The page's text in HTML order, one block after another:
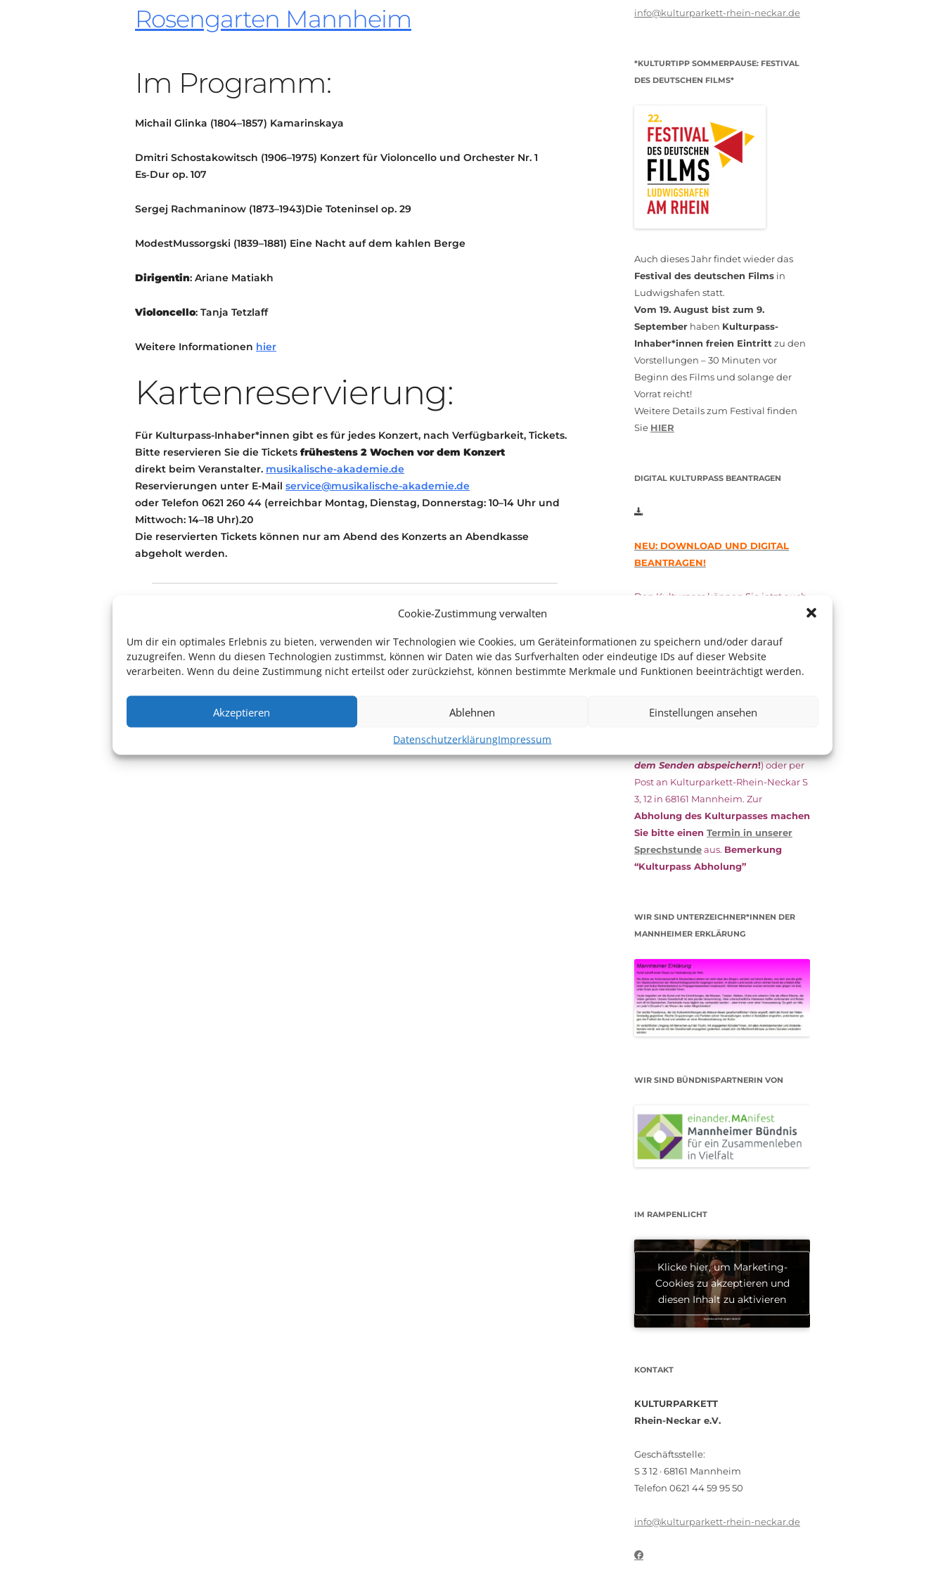
Cookie-Zustimmung verwalten
Um dir ein optimales Erlebnis zu bieten, verwenden wir Technologien wie Cookies, um Geräteinformationen zu speichern und/oder darauf
zuzugreifen. Wenn du diesen Technologien zustimmst, können wir Daten wie das Surfverhalten oder eindeutige IDs auf dieser Website
verarbeiten. Wenn du deine Zustimmung nicht erteilst oder zurückziehst, können bestimmte Merkmale und Funktionen beeinträchtigt werden.
Akzeptieren Ablehnen Einstellungen ansehen
DatenschutzerklärungImpressum
KONTAKT
IMPRESSUM
Rosengarten Mannheim
Im Programm:
Michail Glinka (1804–1857) Kamarinskaya
Dmitri Schostakowitsch (1906–1975) Konzert für Violoncello und Orchester Nr. 1
Es‑Dur op. 107
Sergej Rachmaninow (1873–1943)Die Toteninsel op. 29
ModestMussorgski (1839–1881) Eine Nacht auf dem kahlen Berge
Dirigentin: Ariane Matiakh
Violoncello: Tanja Tetzlaff
Weitere Informationen hier
Kartenreservierung:
Für Kulturpass-Inhaber*innen gibt es für jedes Konzert, nach Verfügbarkeit, Tickets.
Bitte reservieren Sie die Tickets frühestens 2 Wochen vor dem Konzert
direkt beim Veranstalter. musikalische-akademie.de
Reservierungen unter E-Mail service@musikalische-akademie.de
oder Telefon 0621 260 44 (erreichbar Montag, Dienstag, Donnerstag: 10–14 Uhr und
Mittwoch: 14–18 Uhr).20
Die reservierten Tickets können nur am Abend des Konzerts an Abendkasse
abgeholt werden.
info@kulturparkett-rhein-neckar.de
*KULTURTIPP SOMMERPAUSE: FESTIVAL
DES DEUTSCHEN FILMS*
Auch dieses Jahr findet wieder das
Festival des deutschen Films in
Ludwigshafen statt.
Vom 19. August bist zum 9.
September haben Kulturpass-
Inhaber*innen freien Eintritt zu den
Vorstellungen – 30 Minuten vor
Beginn des Films und solange der
Vorrat reicht!
Weitere Details zum Festival finden
Sie HIER
DIGITAL KULTURPASS BEANTRAGEN
NEU: DOWNLOAD UND DIGITAL
BEANTRAGEN!
Den Kulturpass können Sie jetzt auch
esunterschriebenzusammen mit
dem aktuellen
(Bürgergeld/
das Kulturparkett zurück: Per E-Mail
dem Senden abspeichern!) oder per
Post an Kulturparkett-Rhein-Neckar S
3, 12 in 68161 Mannheim. Zur
Abholung des Kulturpasses machen
Sie bitte einen Termin in unserer
Sprechstundeaus. Bemerkung
“Kulturpass Abholung”
WIR SIND UNTERZEICHNER*INNEN DER
MANNHEIMER ERKLÄRUNG
WIR SIND BÜNDNISPARTNERIN VON
IM RAMPENLICHT
Klicke hier, um Marketing-
Cookies zu akzeptieren und
diesen Inhalt zu aktivieren
KONTAKT
KULTURPARKETT
Rhein-Neckar e.V.
Geschäftsstelle:
S 3 12 · 68161 Mannheim
Telefon 0621 44 59 95 50
info@kulturparkett-rhein-neckar.de